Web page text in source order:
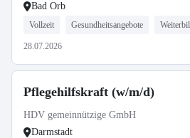
Bad Orb
Vollzeit Gesundheitsangebote
28.07.2026
Pflegehilfskraft (w/m/d)
HDV gemeinnützige GmbH
Darmstadt